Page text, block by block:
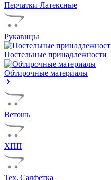
Перчатки Латексные
Рукавицы
Постельные принадлежности
Обтирочные материалы
Ветошь
ХПП
Тех. Салфетка